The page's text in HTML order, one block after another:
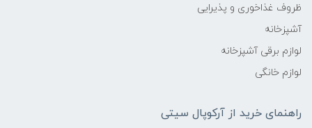
ظروف غذاخوری و پذیرایی
آشپزخانه
لوازم برقی آشپزخانه
لوازم خانگی
راهنمای خرید از آرکوپال سیتی